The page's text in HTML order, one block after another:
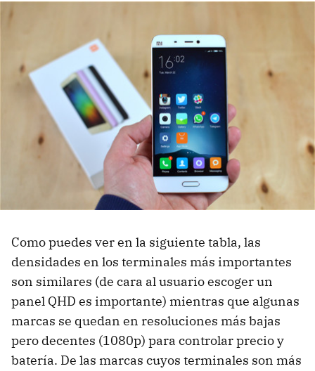
Como puedes ver en la siguiente tabla, las
densidades en los terminales más importantes
son similares (de cara al usuario escoger un
panel QHD es importante) mientras que algunas
marcas se quedan en resoluciones más bajas
pero decentes (1080p) para controlar precio y
batería. De las marcas cuyos terminales son más